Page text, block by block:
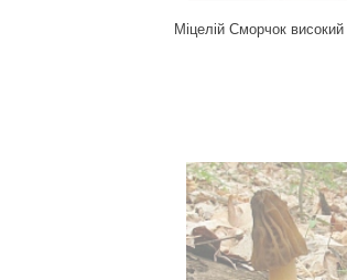
Міцелій Сморчок високий